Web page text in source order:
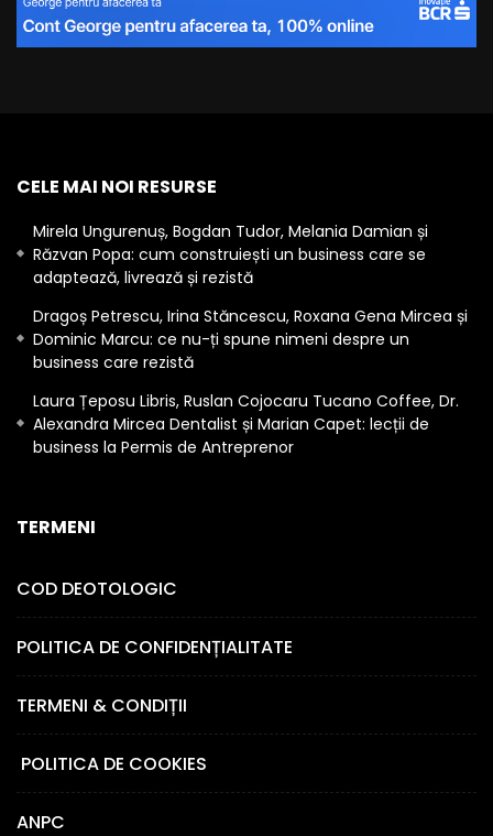
CELE MAI NOI RESURSE
Mirela Ungurenuș, Bogdan Tudor, Melania Damian și
Răzvan Popa: cum construiești un business care se
adaptează, livrează și rezistă
Dragoș Petrescu, Irina Stăncescu, Roxana Gena Mircea și
Dominic Marcu: ce nu-ți spune nimeni despre un
business care rezistă
Laura Țeposu Libris, Ruslan Cojocaru Tucano Coffee, Dr.
Alexandra Mircea Dentalist și Marian Capet: lecții de
business la Permis de Antreprenor
TERMENI
COD DEOTOLOGIC
POLITICA DE CONFIDENȚIALITATE
TERMENI & CONDIȚII
POLITICA DE COOKIES
ANPC